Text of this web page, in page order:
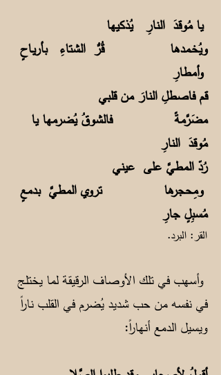
يا مُوقدَ النارِ يُذكيها
ويُخـمدها قُرُّ الشتاءِ بأريـاحٍ
وأمطارِ
قم فاصطلِ النارَ من قلبي
مضَرَّمةً فالشوقُ يُضرمها يا
مُوقدَ النارِ
رُدّ المطيَّ على عيني
ومِحجرها تروي المطيَّ بدمعٍ
مُسبِلٍ جارِ
القر: البرد.
وأسهب في تلك الأوصاف الرقيقة لما يختلج
في نفسه من حب شديد يُضرم في القلب ناراً
ويسيل الدمع أنهاراً: